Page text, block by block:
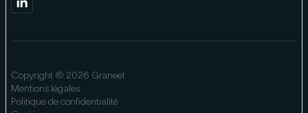
Copyright © 2026 Graneet
Mentions légales
Politique de confidentialité